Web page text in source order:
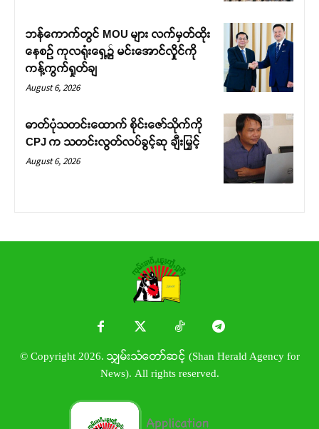
ဘန်ကောက်တွင် MOU များ လက်မှတ်ထိုး
နေစဉ် ကုလရုံးရှေ့၌ မင်းအောင်လှိုင်ကို
ကန့်ကွက်ရှုတ်ချ
August 6, 2026
ဓာတ်ပုံသတင်းထောက် စိုင်းဇော်သိုက်ကို
CPJ က သတင်းလွတ်လပ်ခွင့်ဆု ချီးမြှင့်
August 6, 2026
© Copyright 2026. သျှမ်းသံတော်ဆင့် (Shan Herald Agency for
News). All rights reserved.